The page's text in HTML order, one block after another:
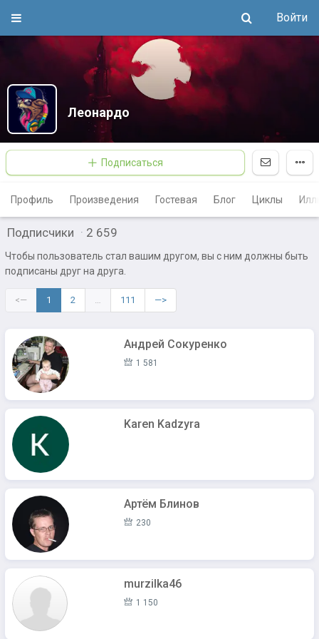
Войти
Леонардо
Подписаться
Профиль Произведения Гостевая Блог Циклы
Подписчики · 2 659
Чтобы пользователь стал вашим другом, вы с ним должны быть
подписаны друг на друга.
<— 1 2 … 111 —>
Андрей Сокуренко
1 581
Karen Kadzyra
Артём Блинов
230
murzilka46
1 150